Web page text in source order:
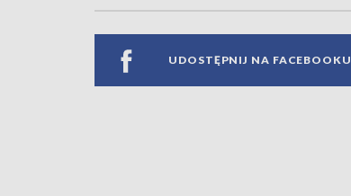
UDOSTĘPNIJ NA FACEBOOKU